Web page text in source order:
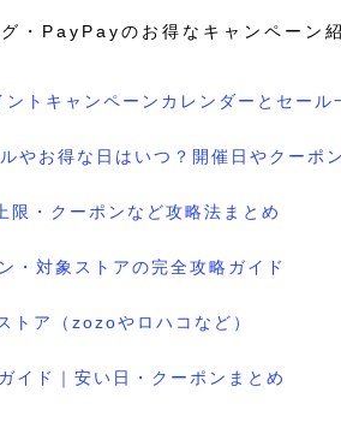
・PayPayのお得なキャンペーン
トキャンペーンカレンダーとセール
やお得な日はいつ？開催日やクーポ
・クーポンなど攻略法まとめ
・対象ストアの完全攻略ガイド
トア（zozoやロハコなど）
イド｜安い日・クーポンまとめ